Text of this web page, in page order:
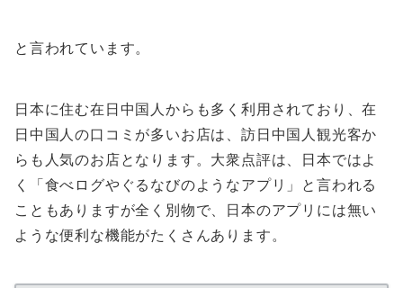
と言われています。
日本に住む在日中国人からも多く利用されており、在
日中国人の口コミが多いお店は、訪日中国人観光客か
らも人気のお店となります。大衆点評は、日本ではよ
く「食べログやぐるなびのようなアプリ」と言われる
こともありますが全く別物で、日本のアプリには無い
ような便利な機能がたくさんあります。